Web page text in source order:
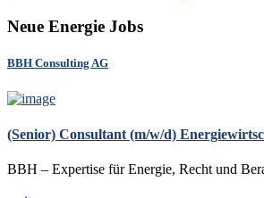
Neue Energie Jobs
BBH Consulting AG
(Senior) Consultant (m/w/d)
BBH – Expertise für Energie, Recht und